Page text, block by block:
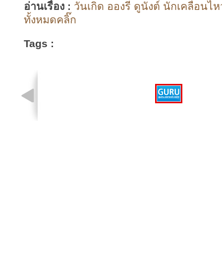
อ่านเรื่อง : วันเกิด อองรี ดูนังต์ นักเคลื่อนไ
ทั้งหมดคลิ๊ก
Tags :